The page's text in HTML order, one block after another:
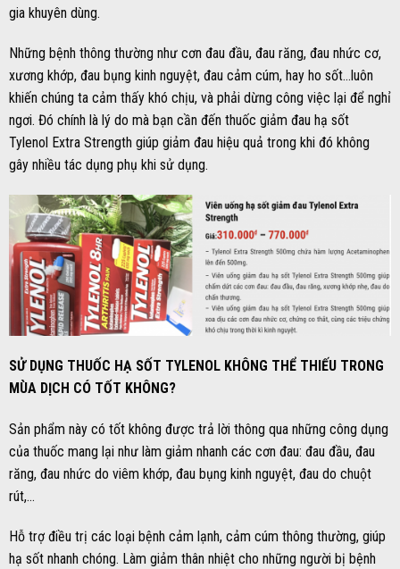
gia khuyên dùng.
Những bệnh thông thường như cơn đau đầu, đau răng, đau nhức cơ,
xương khớp, đau bụng kinh nguyệt, đau cảm cúm, hay ho sốt…luôn
khiến chúng ta cảm thấy khó chịu, và phải dừng công việc lại để nghỉ
ngơi. Đó chính là lý do mà bạn cần đến thuốc giảm đau hạ sốt
Tylenol Extra Strength giúp giảm đau hiệu quả trong khi đó không
gây nhiều tác dụng phụ khi sử dụng.
SỬ DỤNG THUỐC HẠ SỐT TYLENOL KHÔNG THỂ THIẾU TRONG
MÙA DỊCH CÓ TỐT KHÔNG?
Sản phẩm này có tốt không được trả lời thông qua những công dụng
của thuốc mang lại như làm giảm nhanh các cơn đau: đau đầu, đau
răng, đau nhức do viêm khớp, đau bụng kinh nguyệt, đau do chuột
rút,…
Hỗ trợ điều trị các loại bệnh cảm lạnh, cảm cúm thông thường, giúp
hạ sốt nhanh chóng. Làm giảm thân nhiệt cho những người bị bệnh